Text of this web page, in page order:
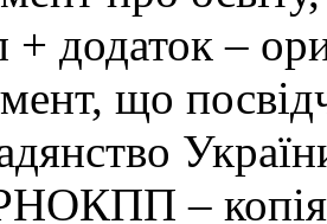
+ додаток –
що
– копія